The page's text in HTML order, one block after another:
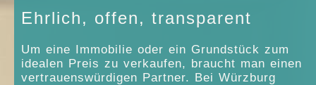
Ehrlich, offen, transparent
Um eine Immobilie oder ein Grundstück zum
idealen Preis zu verkaufen, braucht man einen
vertrauenswürdigen Partner. Bei Würzburg